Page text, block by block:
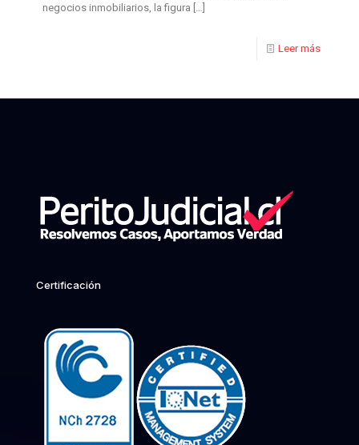
negocios inmobiliarios, la figura […]
Leer más
Certificación